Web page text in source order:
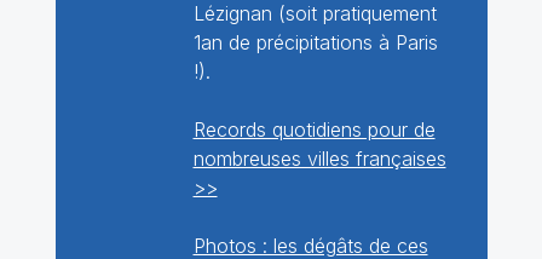
Lézignan (soit pratiquement
1an de précipitations à Paris
!).
Records quotidiens pour de
nombreuses villes françaises
>>
Photos : les dégâts de ces